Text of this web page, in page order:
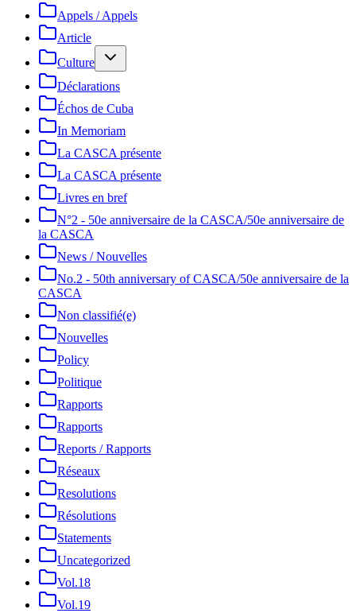
Appels / Appels
Article
Culture
Déclarations
Échos de Cuba
In Memoriam
La CASCA présente
La CASCA présente
Livres en bref
N°2 - 50e anniversaire de la CASCA/50e anniversaire de
la CASCA
News / Nouvelles
No.2 - 50th anniversary of CASCA/50e anniversaire de la
CASCA
Non classifié(e)
Nouvelles
Policy
Politique
Rapports
Rapports
Reports / Rapports
Réseaux
Resolutions
Résolutions
Statements
Uncategorized
Vol.18
Vol.19